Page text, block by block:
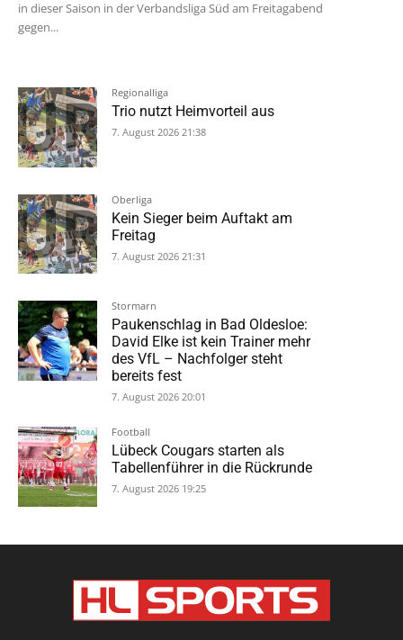
in dieser Saison in der Verbandsliga Süd am Freitagabend
gegen...
Regionalliga
Trio nutzt Heimvorteil aus
7. August 2026 21:38
Oberliga
Kein Sieger beim Auftakt am
Freitag
7. August 2026 21:31
Stormarn
Paukenschlag in Bad Oldesloe:
David Elke ist kein Trainer mehr
des VfL – Nachfolger steht
bereits fest
7. August 2026 20:01
Football
Lübeck Cougars starten als
Tabellenführer in die Rückrunde
7. August 2026 19:25